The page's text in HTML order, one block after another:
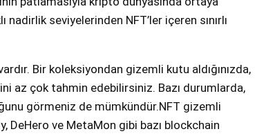
nadirlik seviyelerinden NFT’ler içeren sınırlı
Bir koleksiyondan gizemli kutu aldığınızda,
az çok tahmin edebilirsiniz. Bazı durumlarda,
görmeniz de mümkündür.NFT gizemli
DeHero ve MetaMon gibi bazı blockchain